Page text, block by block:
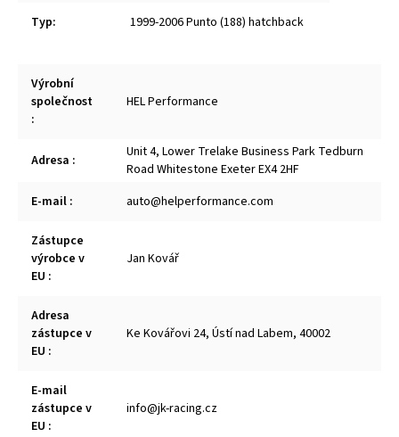
Typ: 1999-2006 Punto (188) hatchback
Výrobní
společnost
:
HEL Performance
Adresa :
Unit 4, Lower Trelake Business Park Tedburn
Road Whitestone Exeter EX4 2HF
E-mail : auto@helperformance.com
Zástupce
výrobce v
EU :
Jan Kovář
Adresa
zástupce v
EU :
Ke Kovářovi 24, Ústí nad Labem, 40002
E-mail
zástupce v
EU :
info@jk-racing.cz